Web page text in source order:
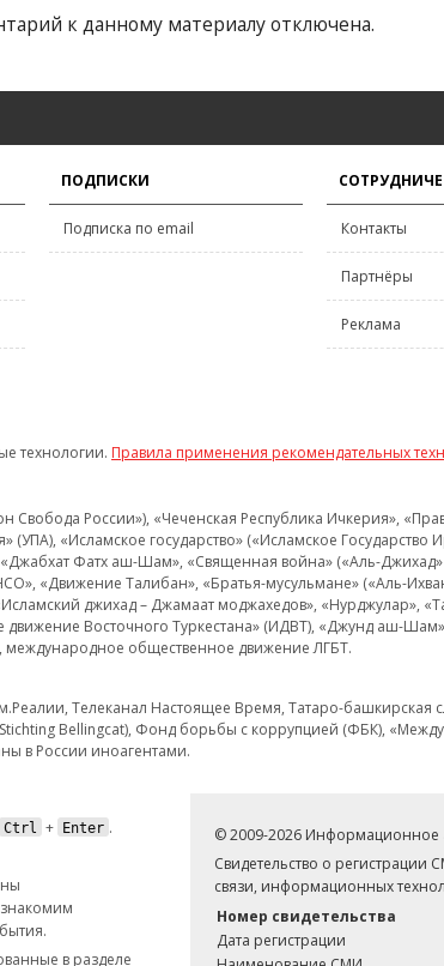
к данному материалу отключена.
ПОДПИСКИ
Подписка по email Контакты
Партнёры
Реклама
технологии. Правила применения рекомендательных
России»), «Чеченская Республика Ичкерия»,
«Исламское государство» («Исламское
Фатх аш-Шам», «Священная война» («Аль-Джихад»
«Движение Талибан», «Братья-мусульмане» («Аль-
джихад – Джамаат моджахедов», «Нурджулар»,
движение Восточного Туркестана» (ИДВТ), «Джунд аш-
международное общественное движение ЛГБТ.
Телеканал Настоящее Время, Татаро-
Bellingcat), Фонд борьбы с коррупцией (ФБК),
в России иноагентами.
Ctrl + Enter .
в разделе
© 2009-2026 Информационное
Свидетельство о
связи, информационных
Номер свидетельства
Дата регистрации